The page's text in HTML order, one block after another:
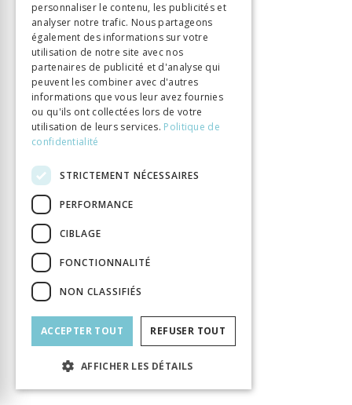
INFORMATION
Auteur
Pieroni Raphaël
Éditeur
Alphil
9782889304394
Langue
Français
Nombre de pages
214
Parution
Type de livre
ITALIAN
personnaliser le contenu, les publicités et
analyser notre trafic. Nous partageons
également des informations sur votre
utilisation de notre site avec nos
partenaires de publicité et d'analyse qui
peuvent les combiner avec d'autres
informations que vous leur avez fournies
ou qu'ils ont collectées lors de votre
utilisation de leurs services. Politique de
confidentialité
STRICTEMENT NÉCESSAIRES
PERFORMANCE
CIBLAGE
FONCTIONNALITÉ
NON CLASSIFIÉS
ACCEPTER TOUT REFUSER TOUT
AFFICHER LES DÉTAILS